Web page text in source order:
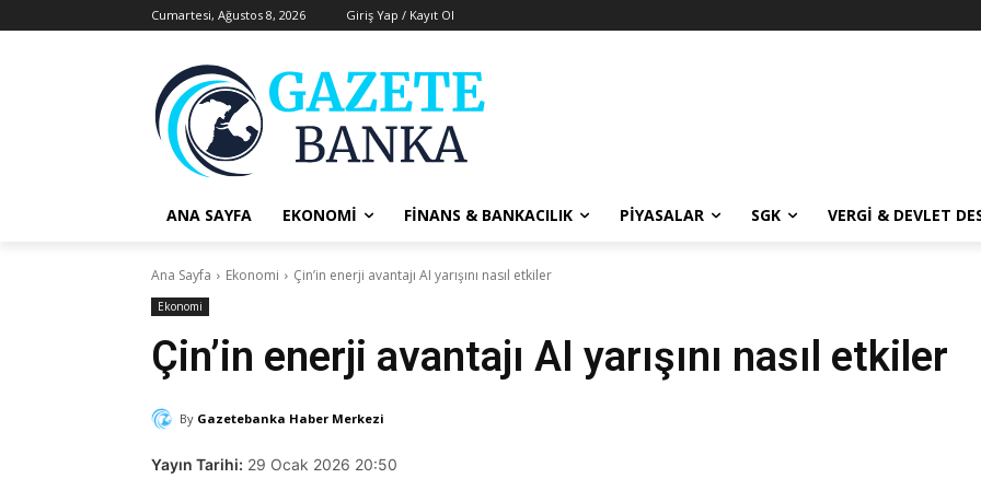
Cumartesi, Ağustos 8, 2026 Giriş Yap / Kayıt Ol
ANA SAYFA EKONOMI FINANS & BANKACILIK PIYASALAR SGK VERGI & DEVLET
Ana Sayfa Ekonomi Çin’in enerji avantajı AI yarışını nasıl etkiler
Ekonomi
Çin’in enerji avantajı AI yarışını nasıl etkiler
By Gazetebanka Haber Merkezi
Yayın Tarihi: 29 Ocak 2026 20:50